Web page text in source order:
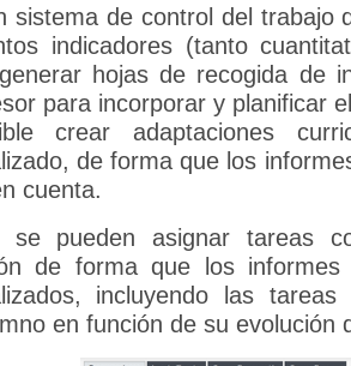
sistema de control del trabajo
indicadores (tanto
hojas de recogida de
para incorporar y planificar
crear adaptaciones
de forma que los
cuenta.
se pueden asignar tareas
de forma que los informes
incluyendo las
en función de su evolución